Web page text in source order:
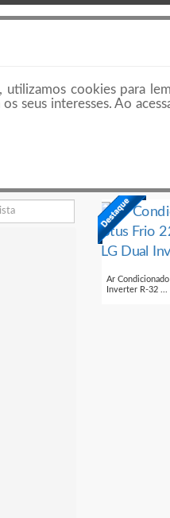
Ar
Inverter R-32 ...
cookies para
seus interesses. Ao